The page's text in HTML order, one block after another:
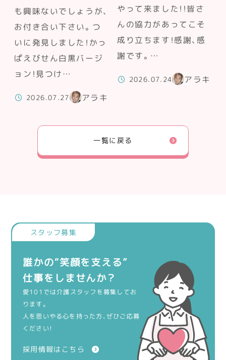
も興味ないでしょうが、
お付き合い下さい。つ
いに発見しました！かっ
ぱえびせん白黒バージ
ョン！見つけ…
2026.07.27 アラキ
やって来ました！！皆さ
んの協力があってこそ
成り立ちます！感謝、感
謝です。…
2026.07.24 アラキ
一覧に戻る
誰かの“笑顔を支える”
仕事をしませんか？
愛101では介護スタッフを募集してお
ります。
人を思いやる心を持った方、ぜひご応募
ください！
採用情報はこちら